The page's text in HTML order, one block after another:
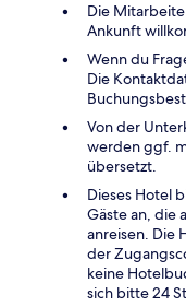
Die
Ankunft
Wenn du
Die
Von der
werden ggf.
übersetzt.
Dieses Hotel
Gäste an, die
anreisen. Die
der
keine
sich bitte 24